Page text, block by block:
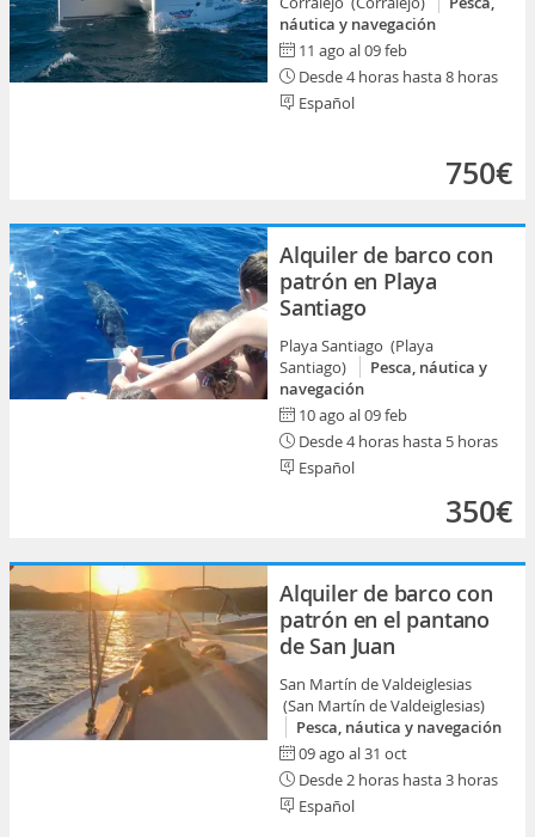
náutica y navegación
11 ago al 09 feb
Desde 4 horas hasta 8 horas
Español
750€
Alquiler de barco con
patrón en Playa
Santiago
Playa Santiago (Playa
Santiago)
Pesca, náutica y
navegación
10 ago al 09 feb
Desde 4 horas hasta 5 horas
Español
350€
Alquiler de barco con
patrón en el pantano
de San Juan
San Martín de Valdeiglesias
(San Martín de Valdeiglesias)
Pesca, náutica y navegación
09 ago al 31 oct
Desde 2 horas hasta 3 horas
Español